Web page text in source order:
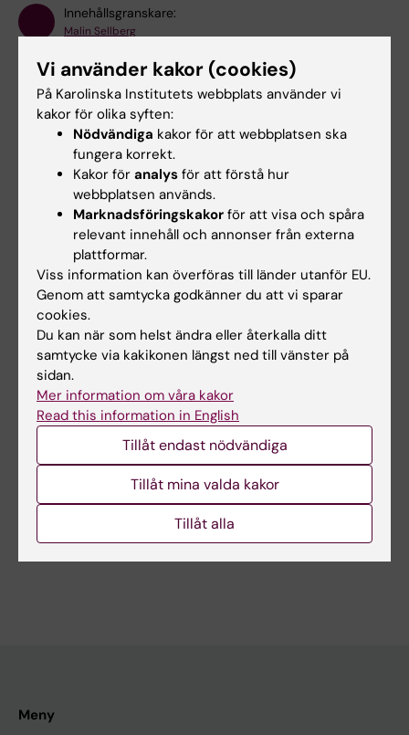
Innehållsgranskare:
Malin Sellberg
Sidan uppdaterad:2026-05-20
Mer om det här ämnet
Programgemensam interprofessionell dag för
studenter
Pedagogik i VIL
Relaterat
KTC, Kliniskt Träningscentrum
CAMST Simulatorcentrum
KLINSIM, förening för klinisk träning och medicinsk
Meny
Vi använder kakor (cookies)
På Karolinska Institutets webbplats använder vi
kakor för olika syften:
Nödvändiga kakor för att webbplatsen ska
fungera korrekt.
Kakor för analys för att förstå hur
webbplatsen används.
Marknadsföringskakor för att visa och spåra
relevant innehåll och annonser från externa
plattformar.
Viss information kan överföras till länder utanför EU.
Genom att samtycka godkänner du att vi sparar
cookies.
Du kan när som helst ändra eller återkalla ditt
samtycke via kakikonen längst ned till vänster på
sidan.
Mer information om våra kakor
Read this information in English
Tillåt endast nödvändiga
Tillåt mina valda kakor
Tillåt alla